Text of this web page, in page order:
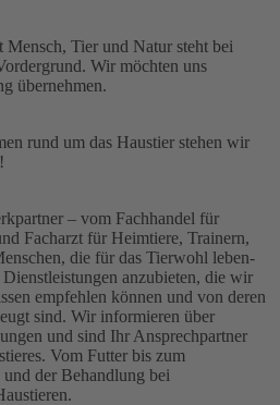
Tier und Natur steht bei
Wir möchten uns
übernehmen.
rund um das Haustier stehen wir
– vom Fachhandel für
Facharzt für Heimtiere, Trainern,
die für das Tierwohl leben-
anzubieten, die wir
empfehlen können und von deren
sind. Wir informieren über
und sind Ihr Ansprechpartner
Vom Futter bis zum
der Behandlung bei